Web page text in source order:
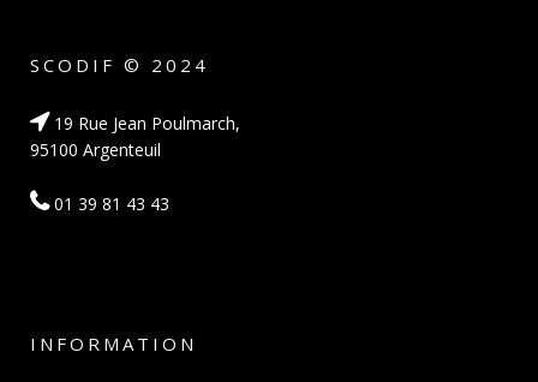
SCODIF © 2024
19 Rue Jean Poulmarch,
95100 Argenteuil
01 39 81 43 43
INFORMATION